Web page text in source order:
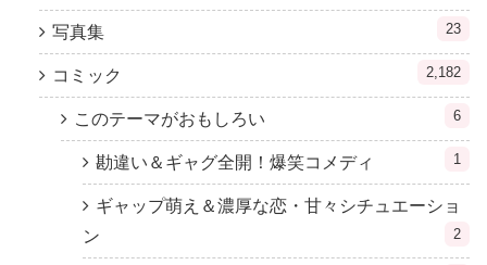
写真集 23
コミック 2,182
このテーマがおもしろい 6
勘違い＆ギャグ全開！爆笑コメディ 1
ギャップ萌え＆濃厚な恋・甘々シチュエーショ
ン
2